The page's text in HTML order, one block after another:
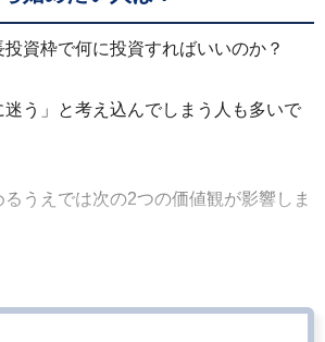
投資枠で何に投資すればいいのか？
迷う」と考え込んでしまう人も多いで
うえでは次の2つの価値観が影響しま